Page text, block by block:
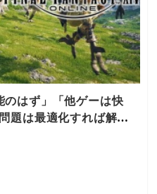
のはず」「他ゲーは快
題は最適化すれば解決
のが望まれる